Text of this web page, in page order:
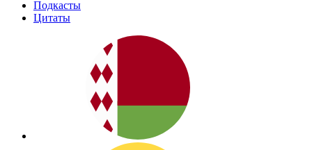
Подкасты
Цитаты